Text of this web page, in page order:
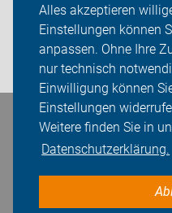
Alles akzeptieren
Einstellungen können
anpassen. Ohne Ihre
nur technisch
Einwilligung können
Einstellungen
Weitere finden Sie in
Datenschutzerklärung.
Sei dabei
Login
Bleiben Sie in Kontakt